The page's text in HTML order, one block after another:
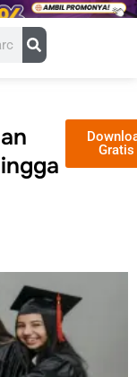
Gratis